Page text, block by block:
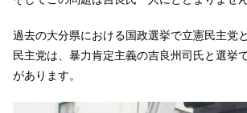
過去の大分県における国政選挙で立憲民主党
民主党は、暴力肯定主義の吉良州司氏と選挙
があります。